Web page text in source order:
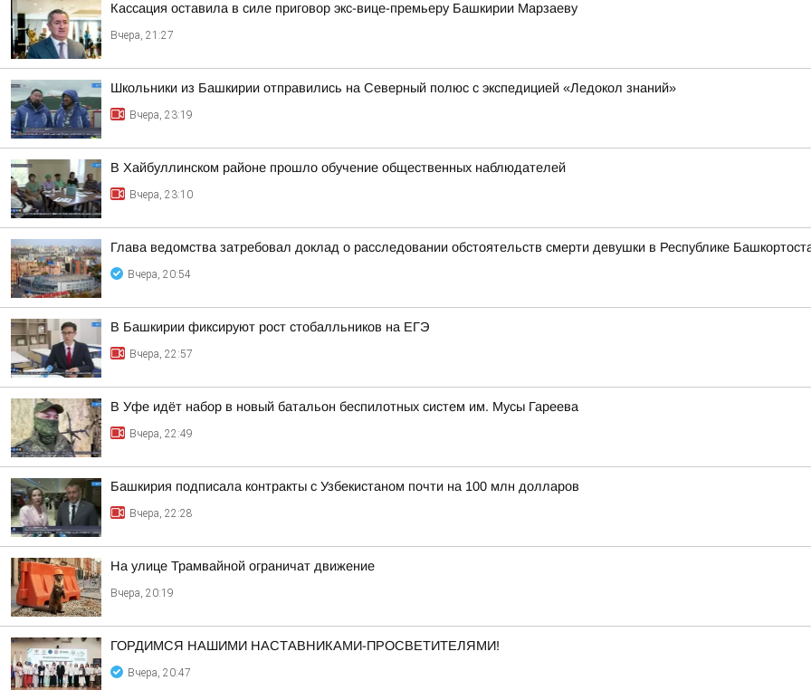
Кассация оставила в силе приговор экс-вице-премьеру Башкирии Марзаеву
Вчера, 21:27
Школьники из Башкирии отправились на Северный полюс с экспедицией «Ледокол знаний»
Вчера, 23:19
В Хайбуллинском районе прошло обучение общественных наблюдателей
Вчера, 23:10
Глава ведомства затребовал доклад о расследовании обстоятельств смерти девушки в Республике
Вчера, 20:54
В Башкирии фиксируют рост стобалльников на ЕГЭ
Вчера, 22:57
В Уфе идёт набор в новый батальон беспилотных систем им. Мусы Гареева
Вчера, 22:49
Башкирия подписала контракты с Узбекистаном почти на 100 млн долларов
Вчера, 22:28
На улице Трамвайной ограничат движение
Вчера, 20:19
ГОРДИМСЯ НАШИМИ НАСТАВНИКАМИ-ПРОСВЕТИТЕЛЯМИ!
Вчера, 20:47